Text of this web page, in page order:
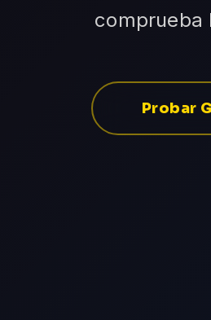
comprueba
Probar